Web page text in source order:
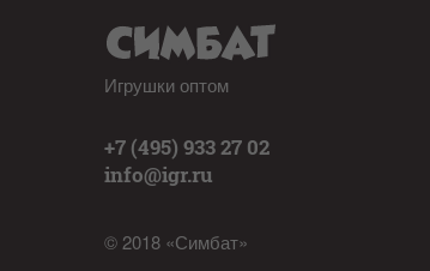
Игрушки оптом
+7 (495) 933 27 02
info@igr.ru
© 2018 «Симбат»